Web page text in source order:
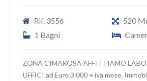
Rif. 3556
520
1 Bagni
ZONA CIMAROSA AFFITTIAMO
UFFICI ad Euro 3.000 + iva mese.